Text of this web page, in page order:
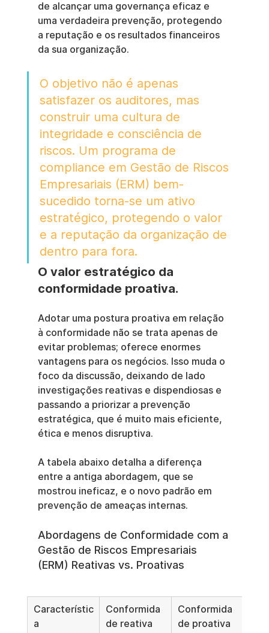
de alcançar uma governança eficaz e
uma verdadeira prevenção, protegendo
a reputação e os resultados financeiros
da sua organização.
O objetivo não é apenas
satisfazer os auditores, mas
construir uma cultura de
integridade e consciência de
riscos. Um programa de
compliance em Gestão de Riscos
Empresariais (ERM) bem-
sucedido torna-se um ativo
estratégico, protegendo o valor
e a reputação da organização de
dentro para fora.
O valor estratégico da
conformidade proativa.
Adotar uma postura proativa em relação
à conformidade não se trata apenas de
evitar problemas; oferece enormes
vantagens para os negócios. Isso muda o
foco da discussão, deixando de lado
investigações reativas e dispendiosas e
passando a priorizar a prevenção
estratégica, que é muito mais eficiente,
ética e menos disruptiva.
A tabela abaixo detalha a diferença
entre a antiga abordagem, que se
mostrou ineficaz, e o novo padrão em
prevenção de ameaças internas.
Abordagens de Conformidade com a
Gestão de Riscos Empresariais
(ERM) Reativas vs. Proativas
Característic
a
Conformida
de reativa
Conformida
de proativa